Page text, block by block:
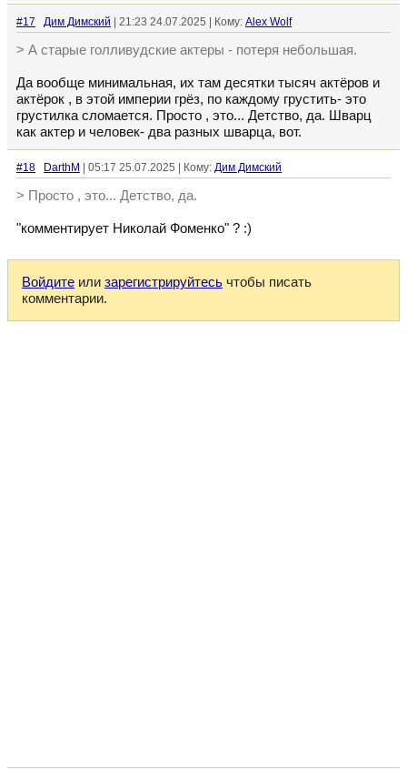
#17 Дим Димский | 21:23 24.07.2025 | Кому: Alex Wolf
> А старые голливудские актеры - потеря небольшая.
Да вообще минимальная, их там десятки тысяч актёров и
актёрок , в этой империи грёз, по каждому грустить- это
грустилка сломается. Просто , это... Детство, да. Шварц
как актер и человек- два разных шварца, вот.
#18 DarthM | 05:17 25.07.2025 | Кому: Дим Димский
> Просто , это... Детство, да.
"комментирует Николай Фоменко" ? :)
Войдите или зарегистрируйтесь чтобы писать
комментарии.